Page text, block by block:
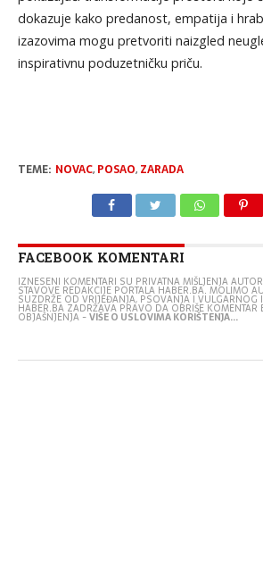
dokazuje kako predanost, empatija i
izazovima mogu pretvoriti naizgled
inspirativnu poduzetničku priču.
TEME: NOVAC, POSAO, ZARADA
FACEBOOK KOMENTARI
IZNESENI KOMENTARI SU PRIVATNA MIŠLJENJA
STAVOVE REDAKCIJE PORTALA HABER.BA. MOLIMO
SUZDRŽE OD VRIJEĐANJA, PSOVANJA I VULGARNOG
HABER.BA ZADRŽAVA PRAVO DA OBRIŠE KOMENTAR
OBJAŠNJENJA -VIŠE O USLOVIMA KORIŠTENJA...